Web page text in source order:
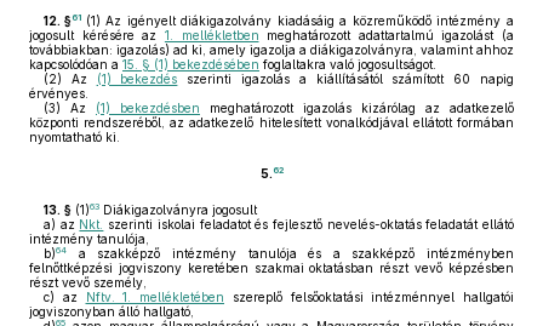
12. §61 (1) Az igényelt diákigazolvány kiadásáig a közreműködő intézmény a
jogosult kérésére az 1. mellékletben meghatározott adattartalmú igazolást (a
továbbiakban: igazolás) ad ki, amely igazolja a diákigazolványra, valamint ahhoz
kapcsolódóan a 15. § (1) bekezdésében foglaltakra való jogosultságot.
(2) Az (1) bekezdés szerinti igazolás a kiállításától számított 60 napig
érvényes.
(3) Az (1) bekezdésben meghatározott igazolás kizárólag az adatkezelő
központi rendszeréből, az adatkezelő hitelesített vonalkódjával ellátott formában
nyomtatható ki.
5.62
13. § (1)63 Diákigazolványra jogosult
a) az Nkt.
szerinti iskolai feladatot és fejlesztő nevelés-oktatás feladatát ellátó
intézmény tanulója,
b)64
a szakképző intézmény tanulója és a szakképző intézményben
felnőttképzési jogviszony keretében szakmai oktatásban részt vevő képzésben
részt vevő személy,
c) az Nftv. 1. mellékletében szereplő felsőoktatási intézménnyel hallgatói
jogviszonyban álló hallgató,
65